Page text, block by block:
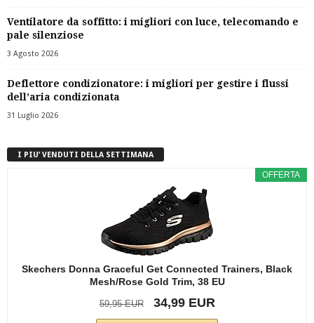
Ventilatore da soffitto: i migliori con luce, telecomando e
pale silenziose
3 Agosto 2026
Deflettore condizionatore: i migliori per gestire i flussi
dell’aria condizionata
31 Luglio 2026
I PIU’ VENDUTI DELLA SETTIMANA
OFFERTA
Skechers Donna Graceful Get Connected Trainers, Black
Mesh/Rose Gold Trim, 38 EU
59,95 EUR 34,99 EUR